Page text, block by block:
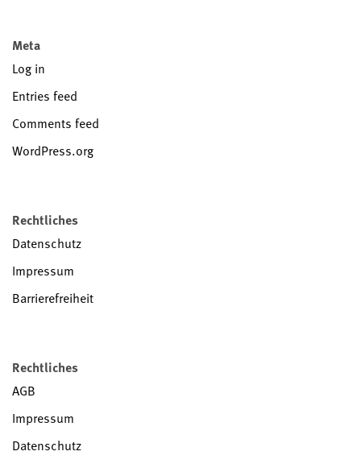
Meta
Log in
Entries feed
Comments feed
WordPress.org
Rechtliches
Datenschutz
Impressum
Barrierefreiheit
Rechtliches
AGB
Impressum
Datenschutz